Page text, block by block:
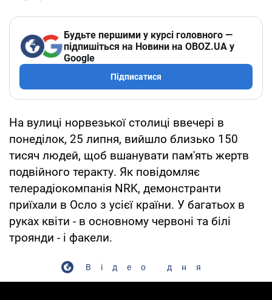
Будьте першими у курсі головного —
підпишіться на Новини на OBOZ.UA у
Google
Підписатися
На вулиці норвезької столиці ввечері в
понеділок, 25 липня, вийшло близько 150
тисяч людей, щоб вшанувати пам'ять жертв
подвійного теракту. Як повідомляє
телерадіокомпанія NRK, демонстранти
приїхали в Осло з усієї країни. У багатьох в
руках квіти - в основному червоні та білі
троянди - і факели.
Відео дня